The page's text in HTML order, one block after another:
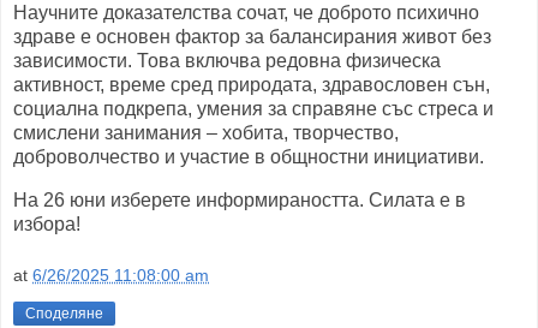
Научните доказателства сочат, че доброто психично
здраве е основен фактор за балансирания живот без
зависимости. Това включва редовна физическа
активност, време сред природата, здравословен сън,
социална подкрепа, умения за справяне със стреса и
смислени занимания – хобита, творчество,
доброволчество и участие в общностни инициативи.
На 26 юни изберете информираността. Силата е в
избора!
at 6/26/2025 11:08:00 am
Споделяне